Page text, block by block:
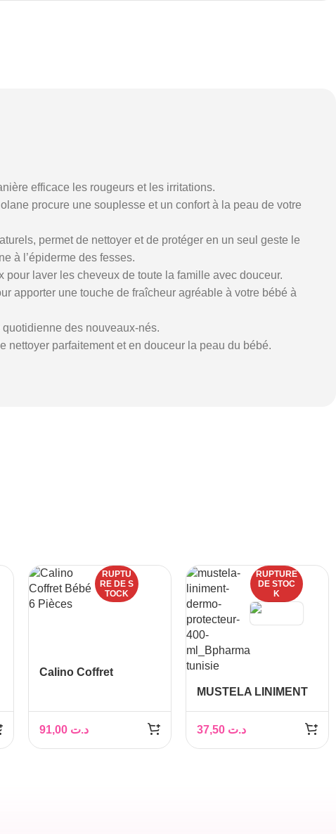
efficace les rougeurs et les irritations.
procure une souplesse et un confort à la peau de votre
permet de nettoyer et de protéger en un seul geste le
à l’épiderme des fesses.
laver les cheveux de toute la famille avec douceur.
apporter une touche de fraîcheur agréable à votre bébé à
des nouveaux-nés.
nettoyer parfaitement et en douceur la peau du bébé.
RUPTU
RE DE S
TOCK
Calino Coffret
د.ت
RUPTURE
DE STOC
K
MUSTELA LINIMENT
PROTECTEUR 400ML
د.ت